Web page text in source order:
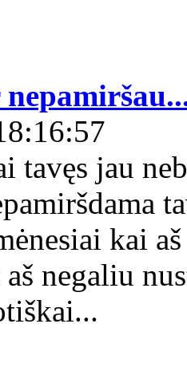
tavęs jau
kai
aš negaliu